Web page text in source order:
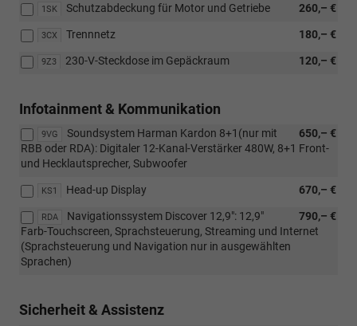
1SK 260,– €
Schutzabdeckung für Motor und Getriebe
3CX 180,– €
Trennnetz
9Z3 120,– €
230-V-Steckdose im Gepäckraum
Infotainment & Kommunikation
9VG 650,– €
Soundsystem Harman Kardon 8+1(nur mit
RBB oder RDA): Digitaler 12-Kanal-Verstärker 480W, 8+1 Front-
und Hecklautsprecher, Subwoofer
KS1 670,– €
Head-up Display
RDA 790,– €
Navigationssystem Discover 12,9": 12,9"
Farb-Touchscreen, Sprachsteuerung, Streaming und Internet
(Sprachsteuerung und Navigation nur in ausgewählten
Sprachen)
Sicherheit & Assistenz